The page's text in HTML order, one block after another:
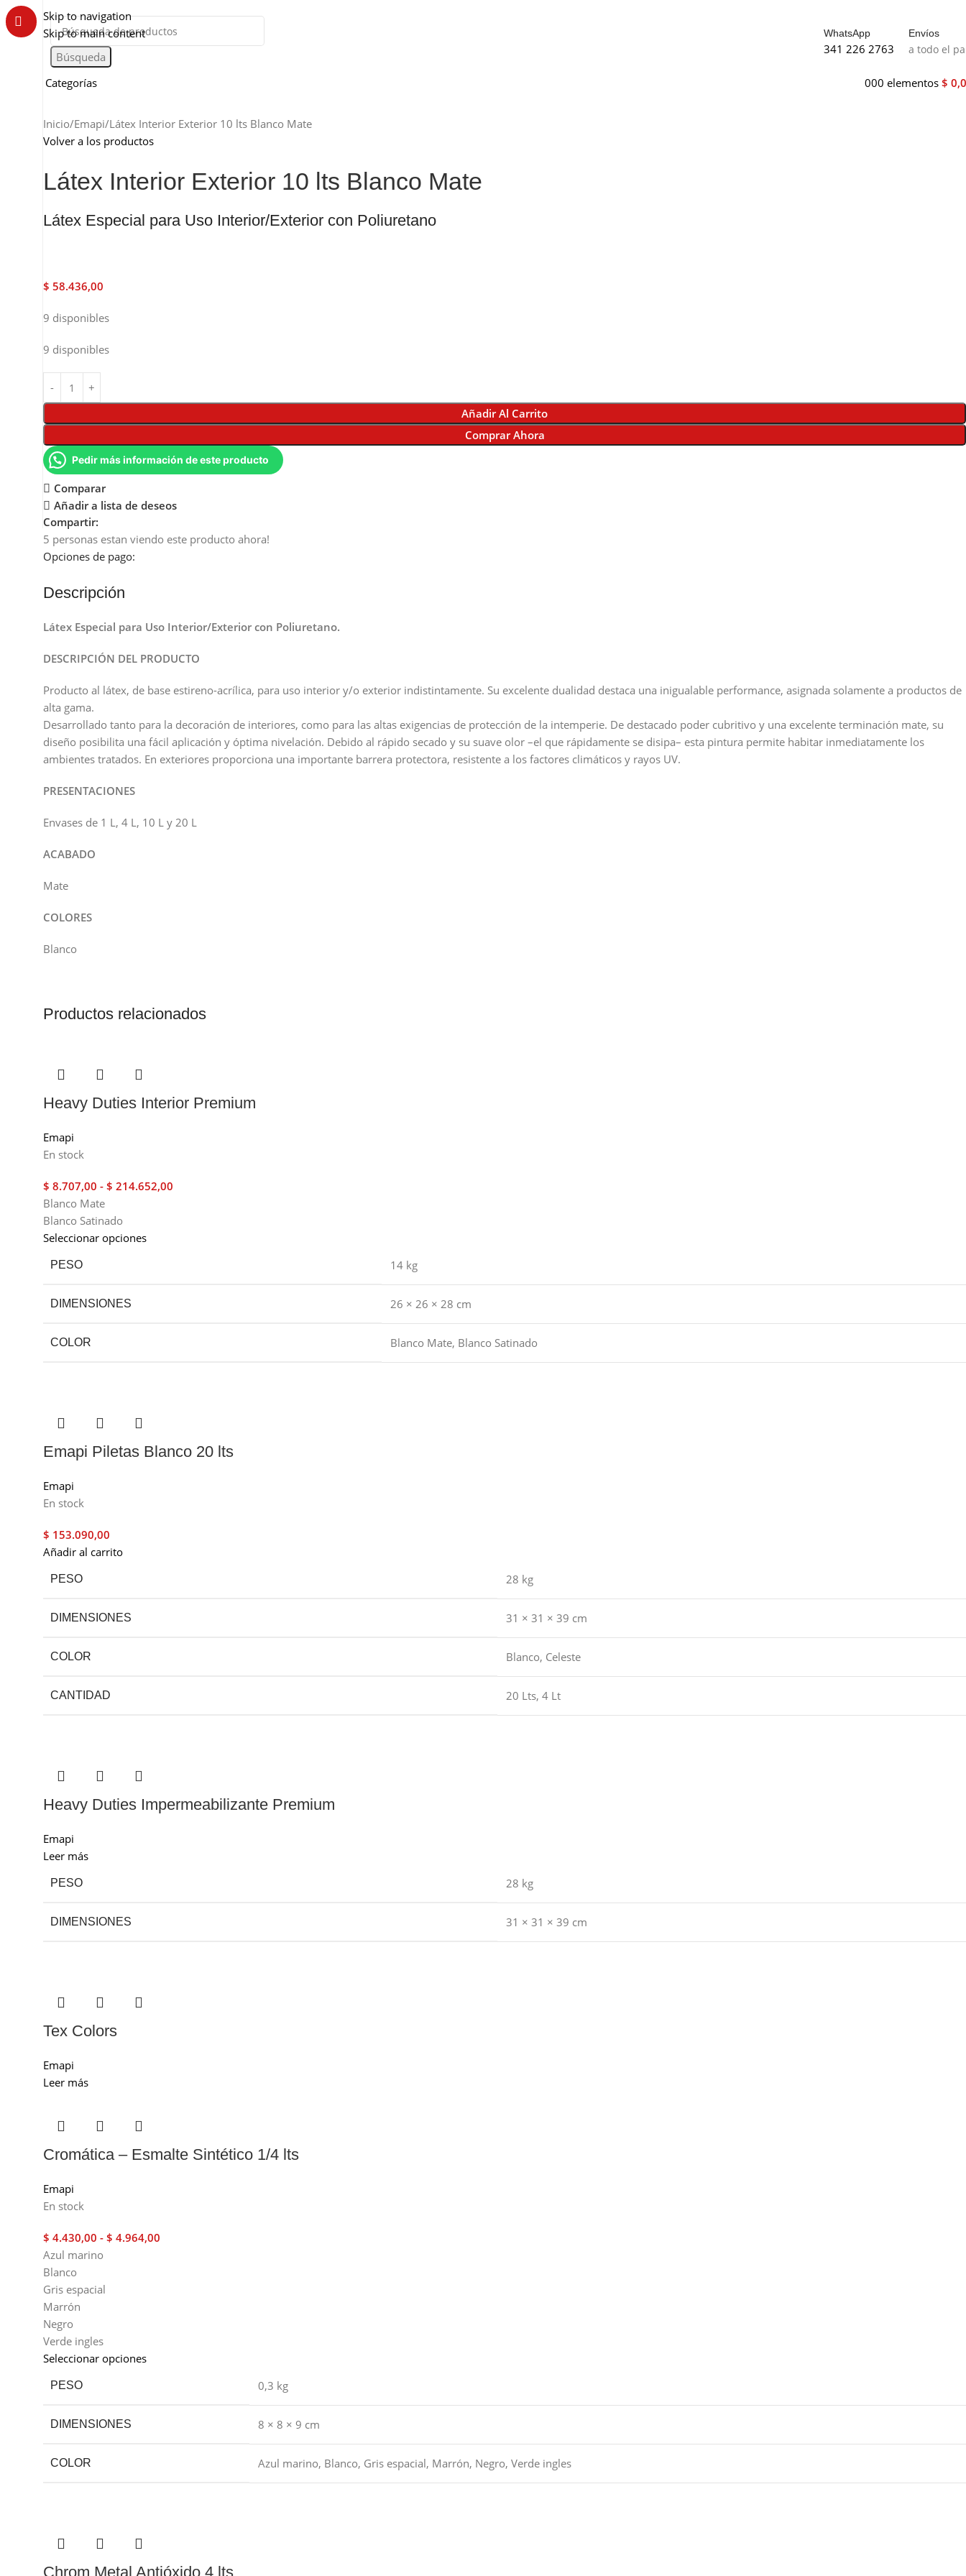
Skip to navigation
Skip to main content
Búsqueda
WhatsApp
341 226 2763
Envíos
a todo el
Categorías 000 elementos $
Inicio Emapi Látex Interior Exterior 10 lts Blanco Mate
Volver a los productos
Látex Interior Exterior 10 lts Blanco Mate
Látex Especial para Uso Interior/Exterior con Poliuretano
$ 58.436,00
9 disponibles
9 disponibles
Añadir Al Carrito
Comprar Ahora
Pedir más información de este producto
Comparar
Añadir a lista de deseos
Compartir:
5 personas estan viendo este producto ahora!
Opciones de pago:
Descripción
Látex Especial para Uso Interior/Exterior con Poliuretano.
DESCRIPCIÓN DEL PRODUCTO
Producto al látex, de base estireno-acrílica, para uso interior y/o exterior indistintamente. Su excelente dualidad destaca una inigualable performance, asignada solamente a productos de
alta gama.
Desarrollado tanto para la decoración de interiores, como para las altas exigencias de protección de la intemperie. De destacado poder cubritivo y una excelente terminación mate, su
diseño posibilita una fácil aplicación y óptima nivelación. Debido al rápido secado y su suave olor –el que rápidamente se disipa– esta pintura permite habitar inmediatamente los
ambientes tratados. En exteriores proporciona una importante barrera protectora, resistente a los factores climáticos y rayos UV.
PRESENTACIONES
Envases de 1 L, 4 L, 10 L y 20 L
ACABADO
Mate
COLORES
Blanco
Productos relacionados
Heavy Duties Interior Premium
Emapi
En stock
$ 8.707,00 - $ 214.652,00
Blanco Mate
Blanco Satinado
Seleccionar opciones
PESO 14 kg
DIMENSIONES 26 × 26 × 28 cm
COLOR Blanco Mate, Blanco Satinado
Emapi Piletas Blanco 20 lts
Emapi
En stock
$ 153.090,00
Añadir al carrito
PESO 28 kg
DIMENSIONES 31 × 31 × 39 cm
COLOR Blanco, Celeste
CANTIDAD 20 Lts, 4 Lt
Heavy Duties Impermeabilizante Premium
Emapi
Leer más
PESO 28 kg
DIMENSIONES 31 × 31 × 39 cm
Tex Colors
Emapi
Leer más
Cromática – Esmalte Sintético 1/4 lts
Emapi
En stock
$ 4.430,00 - $ 4.964,00
Azul marino
Blanco
Gris espacial
Marrón
Negro
Verde ingles
Seleccionar opciones
PESO 0,3 kg
DIMENSIONES 8 × 8 × 9 cm
COLOR Azul marino, Blanco, Gris espacial, Marrón, Negro, Verde ingles
Chrom Metal Antióxido 4 lts